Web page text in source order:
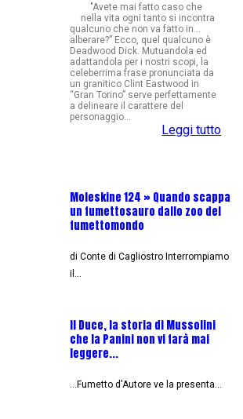
"Avete mai fatto caso che
nella vita ogni tanto si incontra
qualcuno che non va fatto in…
alberare?” Ecco, quel qualcuno è
Deadwood Dick. Mutuandola ed
adattandola per i nostri scopi, la
celeberrima frase pronunciata da
un granitico Clint Eastwood in
“Gran Torino” serve perfettamente
a delineare il carattere del
personaggio...
Leggi tutto
Moleskine 124 » Quando scappa
un fumettosauro dallo zoo del
fumettomondo
di Conte di Cagliostro Interrompiamo
il…
Il Duce, la storia di Mussolini
che la Panini non vi farà mai
leggere...
...Fumetto d'Autore ve la presenta…